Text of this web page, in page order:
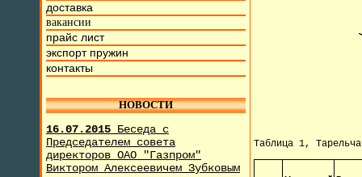
доставка
вакансии
прайс лист
экспорт пружин
контакты
НОВОСТИ
16.07.2015 Беседа с
Председателем совета
директоров ОАО "Газпром"
Виктором Алексеевичем Зубковым
Таблица 1,